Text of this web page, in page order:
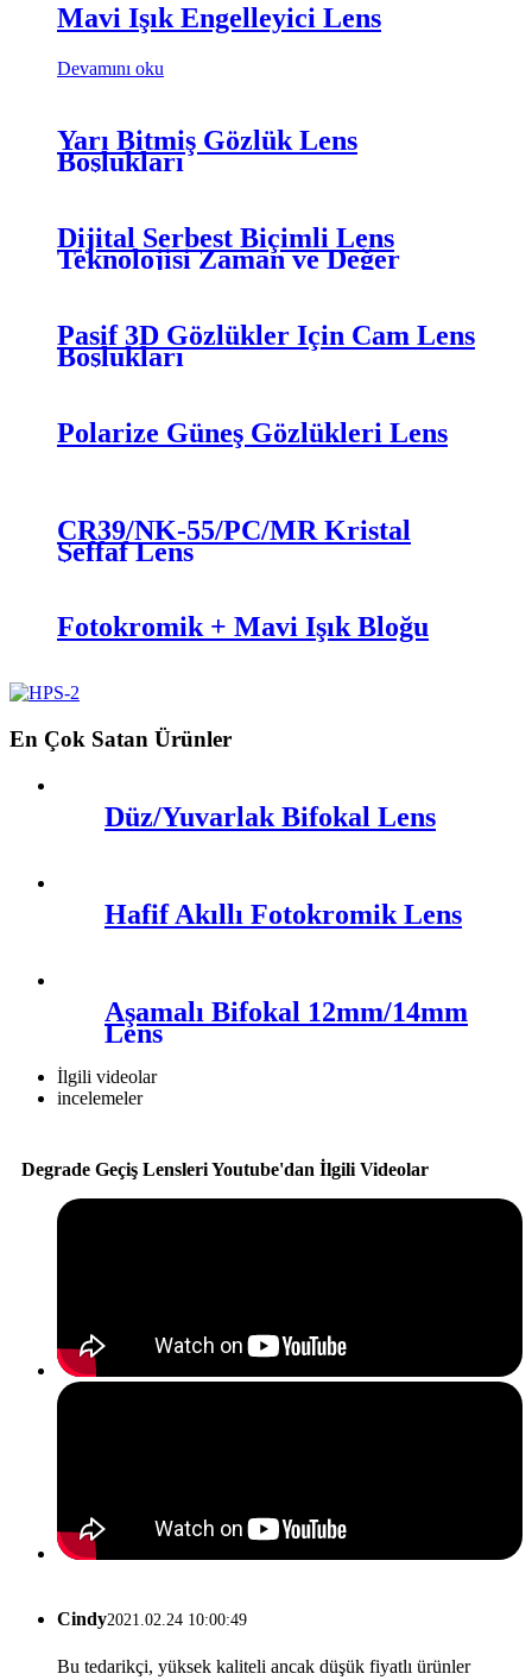
Mavi Işık Engelleyici Lens
Devamını oku
Yarı Bitmiş Gözlük Lens
Boşlukları
Dijital Serbest Biçimli Lens
Teknolojisi Zaman ve Değer
Pasif 3D Gözlükler İçin Cam Lens
Boşlukları
Polarize Güneş Gözlükleri Lens
CR39/NK-55/PC/MR Kristal
Şeffaf Lens
Fotokromik + Mavi Işık Bloğu
En Çok Satan Ürünler
Düz/Yuvarlak Bifokal Lens
Hafif Akıllı Fotokromik Lens
Aşamalı Bifokal 12mm/14mm
Lens
İlgili videolar
incelemeler
Degrade Geçiş Lensleri Youtube'dan İlgili Videolar
Cindy2021.02.24 10:00:49
Bu tedarikçi, yüksek kaliteli ancak düşük fiyatlı ürünler